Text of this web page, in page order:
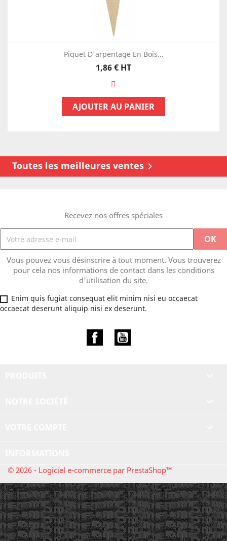
Piquet D'arpentage En Bois...
Prix
1,86 € HT
AJOUTER AU PANIER
Toutes les meilleures ventes 
Recevez nos offres spéciales
Vous pouvez vous désinscrire à tout moment. Vous trouverez
pour cela nos informations de contact dans les conditions
d'utilisation du site.
Enim quis fugiat consequat elit minim nisi eu occaecat
occaecat deserunt aliquip nisi ex deserunt.
Facebook
© 2026 - Logiciel e-commerce par PrestaShop™
Product added to compare.